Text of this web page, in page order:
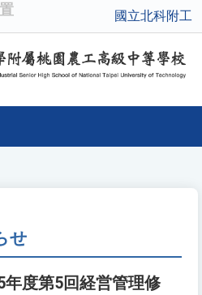
國立北科附工
せ
度第5回経営管理修